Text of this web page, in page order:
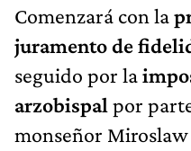
Comenzará con la
juramento de
seguido por la
arzobispal por
monseñor